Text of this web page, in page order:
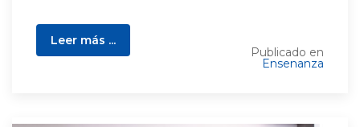
Leer más ...
Publicado en
Ensenanza